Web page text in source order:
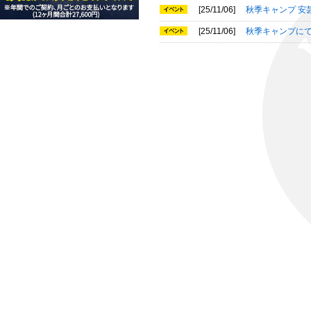
[25/11/06] 秋季キャンプ 安
[25/11/06] 秋季キャンプに